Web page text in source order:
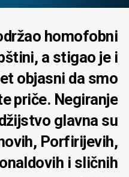
homofobni
a stigao je i
objasni da smo
priče. Negiranje
glavna su
Porfirijevih,
i sličnih